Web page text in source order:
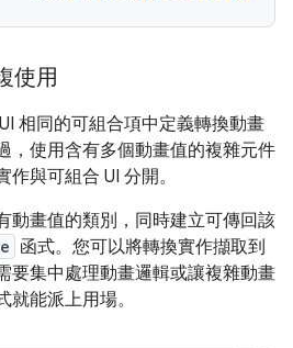
使用
相同的可組合項中定義轉換動畫
，使用含有多個動畫值的複雜元件
與可組合 UI 分開。
動畫值的類別，同時建立可傳回該
函式。您可以將轉換實作擷取到
要集中處理動畫邏輯或讓複雜動畫
能派上用場。